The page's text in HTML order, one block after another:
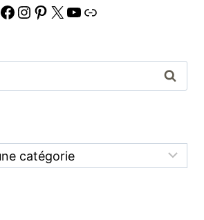
Facebook
Instagram
Pinterest
X YouTube
Lien